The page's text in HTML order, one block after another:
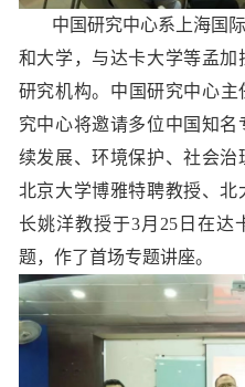
中国研究中心系上海国
和大学，与达卡大学等孟
研究机构。中国研究中心主
究中心将邀请多位中国知
续发展、环境保护、社会治
北京大学博雅特聘教授、
长姚洋教授于3月25日在达
题，作了首场专题讲座。